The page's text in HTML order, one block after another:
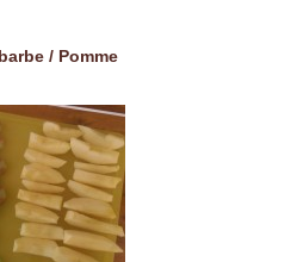
/ Pomme